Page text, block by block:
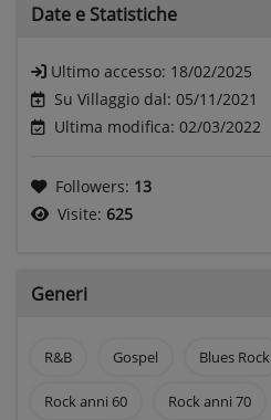
Date e Statistiche
Ultimo accesso: 18/02/2025
Su Villaggio dal: 05/11/2021
Ultima modifica: 02/03/2022
Followers: 13
Visite: 625
Generi
R&B Gospel Blues Rock
Rock anni 60 Rock anni 70